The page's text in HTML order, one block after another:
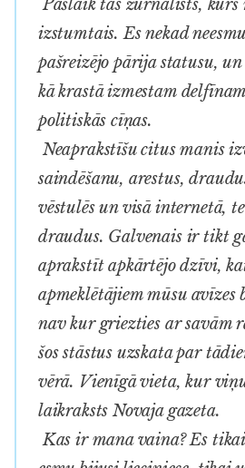
Pašlaik tas žurnālists, kurš
izstumtais. Es nekad
pašreizējo pārija statusu,
kā krastā izmestam
politiskās cīņas.
Neaprakstīšu citus manis
saindēšanu, arestus,
vēstulēs un visā internetā,
draudus. Galvenais ir tikt
aprakstīt apkārtējo dzīvi,
apmeklētājiem mūsu avīzes
nav kur griezties ar savām
šos stāstus uzskata par
vērā. Vienīgā vieta, kur
laikrakstsNovaja gazeta.
Kas ir mana vaina? Es